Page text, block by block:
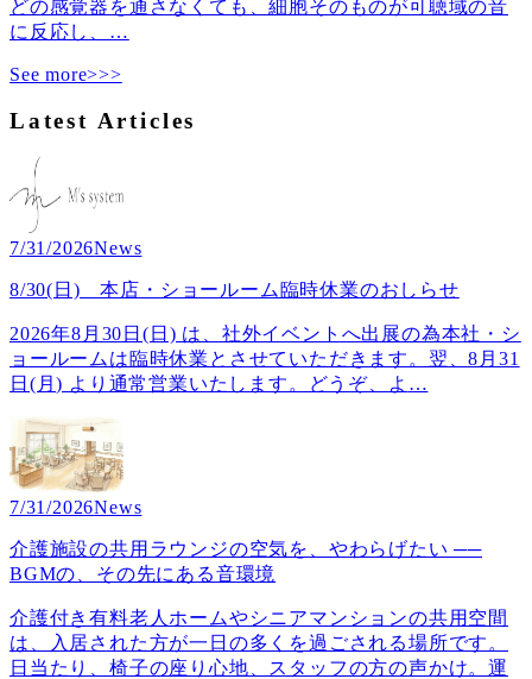
どの感覚器を通さなくても、細胞そのものが可聴域の音
に反応し、 …
See more>>>
Latest Articles
7/31/2026News
8/30(日) 本店・ショールーム臨時休業のおしらせ
2026年8月30日(日) は、社外イベントへ出展の為本社・シ
ョールームは臨時休業とさせていただきます。翌、8月31
日(月) より通常営業いたします。どうぞ、よ …
7/31/2026News
介護施設の共用ラウンジの空気を、やわらげたい ──
BGMの、その先にある音環境
介護付き有料老人ホームやシニアマンションの共用空間
は、入居された方が一日の多くを過ごされる場所です。
日当たり、椅子の座り心地、スタッフの方の声かけ。運